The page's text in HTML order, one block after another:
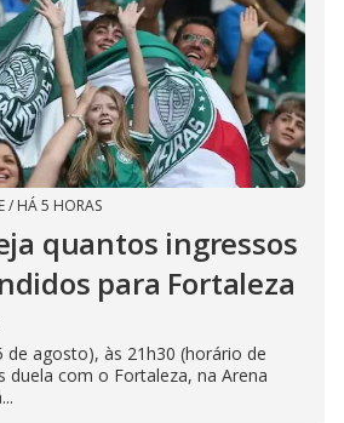
/ HÁ 5 HORAS
quantos ingressos
para Fortaleza
de agosto), às 21h30 (horário de
duela com o Fortaleza, na Arena